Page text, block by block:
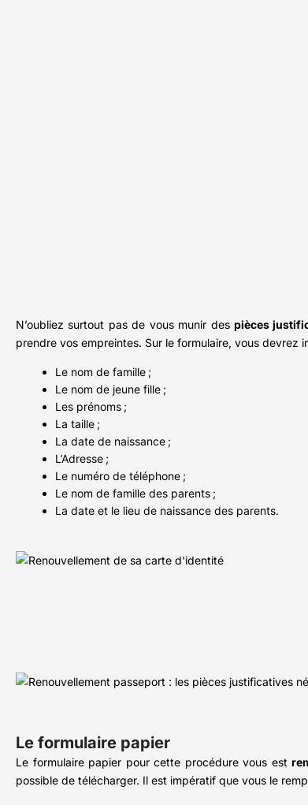
N’oubliez surtout pas de vous munir des pièces
prendre vos empreintes. Sur le formulaire, vous devrez
Le nom de famille ;
Le nom de jeune fille ;
Les prénoms ;
La taille ;
La date de naissance ;
L’Adresse ;
Le numéro de téléphone ;
Le nom de famille des parents ;
La date et le lieu de naissance des parents.
Le formulaire papier
Le formulaire papier pour cette procédure vous est
possible de télécharger. Il est impératif que vous le